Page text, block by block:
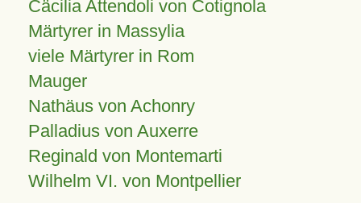
Cäcilia Attendoli von Cotignola
Märtyrer in Massylia
viele Märtyrer in Rom
Mauger
Nathäus von Achonry
Palladius von Auxerre
Reginald von Montemarti
Wilhelm VI. von Montpellier